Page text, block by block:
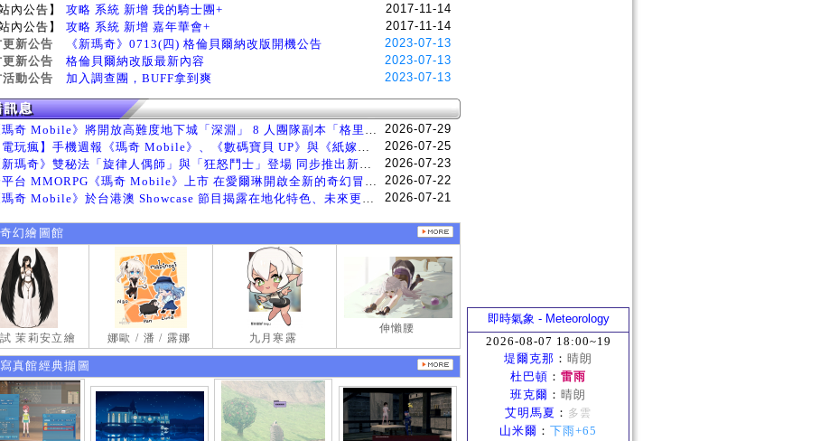
站內公告】
攻略 系統 新增 我的騎士團+
2017-11-14
站內公告】
攻略 系統 新增 嘉年華會+
2017-11-14
新公告
《新瑪奇》0713(四) 格倫貝爾納改版開機公告
2023-07-13
新公告
格倫貝爾納改版最新內容
2023-07-13
動公告
加入調查團，BUFF拿到爽 2023-07-13
《瑪奇 Mobile》將開放高難度地下城「深淵」 8 人團隊副本「格里斯貝恩」將於 8 月 5 日登場
2026-07-29
【電玩瘋】手機週報《瑪奇 Mobile》、《數碼寶貝 UP》與《紙嫁衣 9 羅浮夢》等遊戲
2026-07-25
《新瑪奇》雙秘法「旋律人偶師」與「狂怒鬥士」登場 同步推出新系統「神秘工坊」
2026-07-23
跨平台 MMORPG《瑪奇 Mobile》上市 在愛爾琳開啟全新的奇幻冒險生活
2026-07-22
《瑪奇 Mobile》於台港澳 Showcase 節目揭露在地化特色、未來更新計畫等內容 首次公開台灣動畫
2026-07-21
幻繪圖館
茉莉安立繪 娜歐 / 潘 / 露娜 九月寒露
伸懶腰
真館經典擷圖
即時氣象 - Meteorology
2026-08-07 18:00~19
堤爾克那 ： 晴朗
杜巴頓 ： 雷雨
班克爾 ： 晴朗
艾明馬夏 ： 多雲
山米爾 ： 下雨+65